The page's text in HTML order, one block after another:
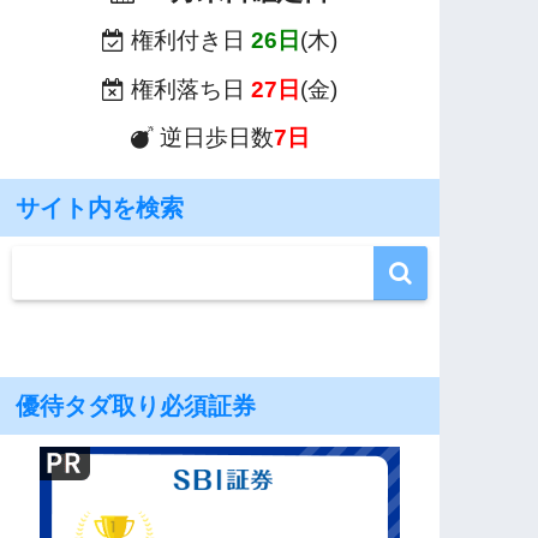
権利付き日26日 (木)
権利落ち日27日 (金)
逆日歩日数7日
サイト内を検索
優待タダ取り必須証券